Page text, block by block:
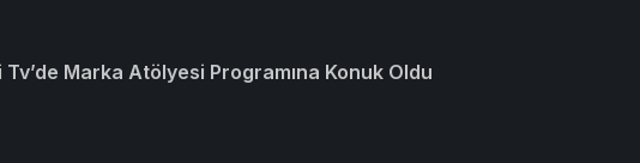
Marka Atölyesi Programına Konuk Oldu